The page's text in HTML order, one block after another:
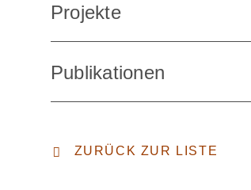
Projekte
Publikationen
ZURÜCK ZUR LISTE